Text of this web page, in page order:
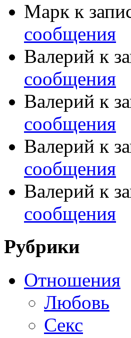
Марк к
сообщения
Валерий к
сообщения
Валерий к
сообщения
Валерий к
сообщения
Валерий к
сообщения
Рубрики
Отношения
Любовь
Секс